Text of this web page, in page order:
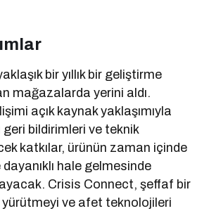
bir yıllık bir geliştirme
mağazalarda yerini aldı.
açık kaynak yaklaşımıyla
geri bildirimleri ve teknik
katkılar, ürünün zaman içinde
hale gelmesinde
Crisis Connect, şeffaf bir
ve afet teknolojileri